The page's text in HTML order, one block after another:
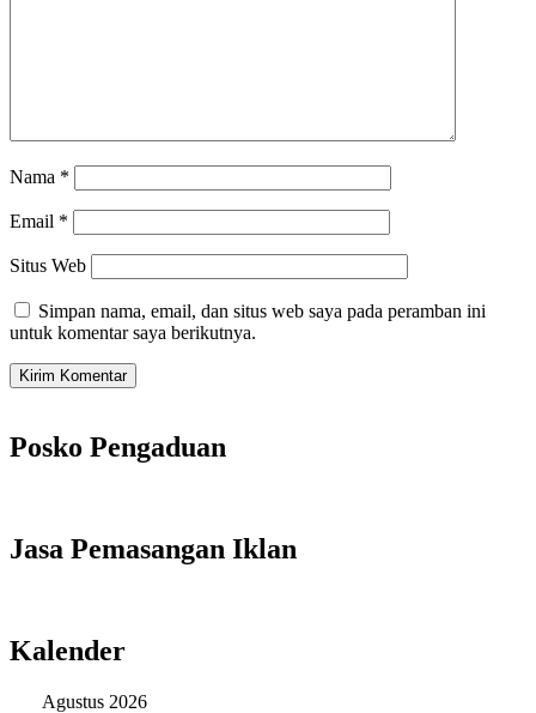
Nama *
Email *
Situs Web
Simpan nama, email, dan situs web saya pada peramban ini
untuk komentar saya berikutnya.
Posko Pengaduan
Jasa Pemasangan Iklan
Kalender
Agustus 2026